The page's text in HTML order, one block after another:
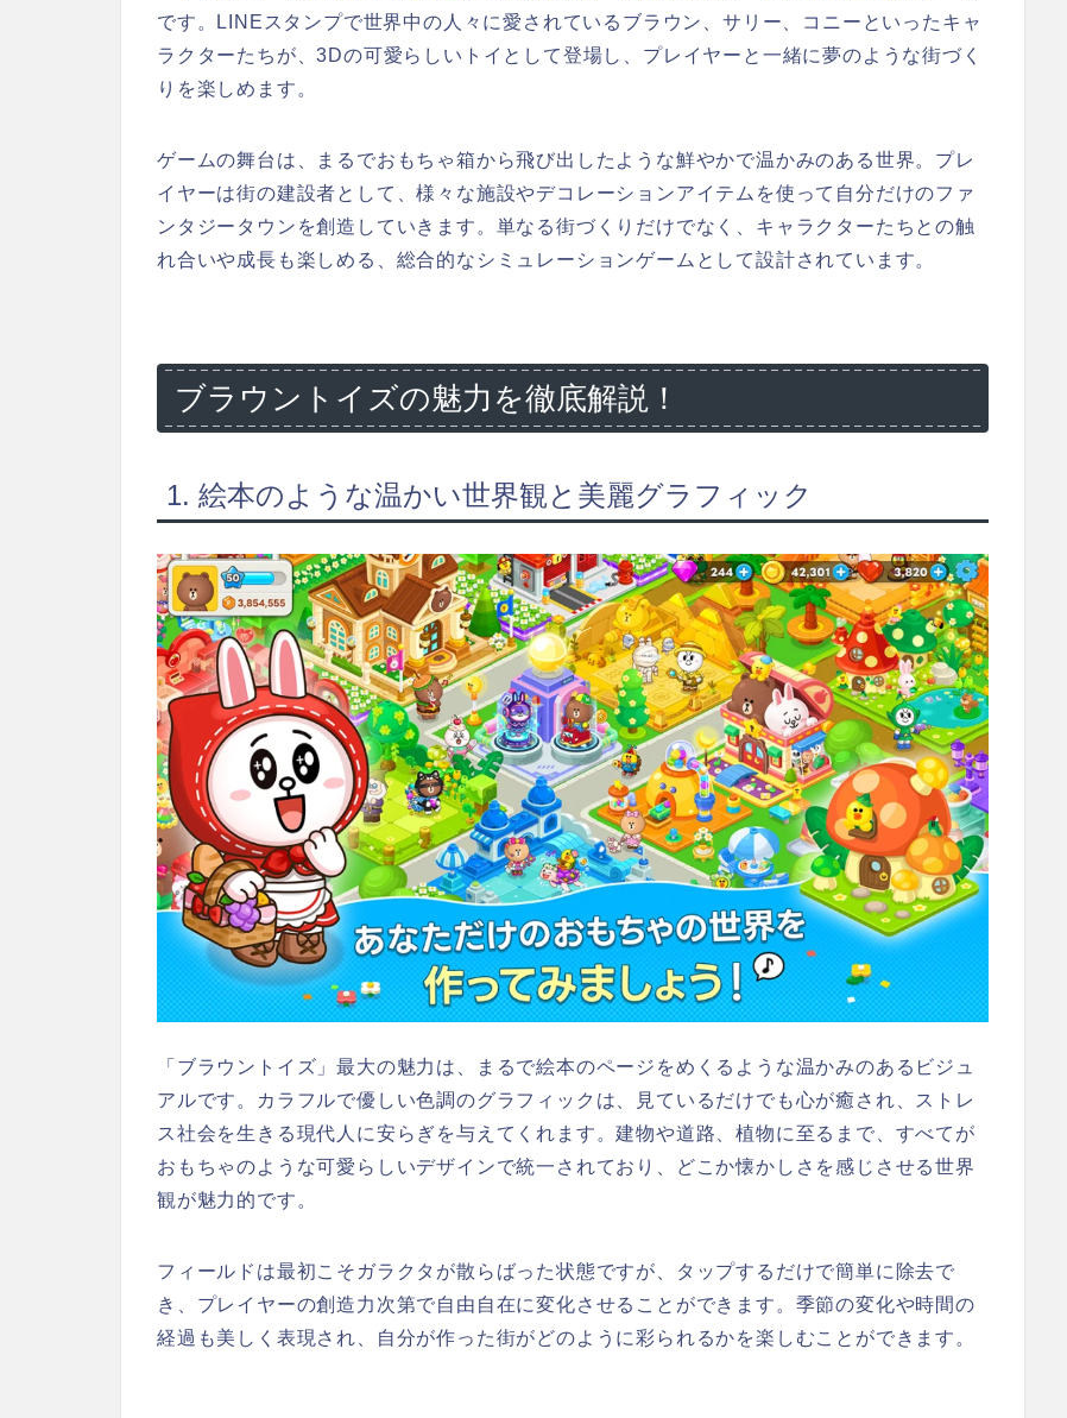
です。LINEスタンプで世界中の人々に愛されているブラウン、サリー、コニーといったキャ
ラクターたちが、3Dの可愛らしいトイとして登場し、プレイヤーと一緒に夢のような街づく
りを楽しめます。
ゲームの舞台は、まるでおもちゃ箱から飛び出したような鮮やかで温かみのある世界。プレ
イヤーは街の建設者として、様々な施設やデコレーションアイテムを使って自分だけのファ
ンタジータウンを創造していきます。単なる街づくりだけでなく、キャラクターたちとの触
れ合いや成長も楽しめる、総合的なシミュレーションゲームとして設計されています。
ブラウントイズの魅力を徹底解説！
1. 絵本のような温かい世界観と美麗グラフィック
「ブラウントイズ」最大の魅力は、まるで絵本のページをめくるような温かみのあるビジュ
アルです。カラフルで優しい色調のグラフィックは、見ているだけでも心が癒され、ストレ
ス社会を生きる現代人に安らぎを与えてくれます。建物や道路、植物に至るまで、すべてが
おもちゃのような可愛らしいデザインで統一されており、どこか懐かしさを感じさせる世界
観が魅力的です。
フィールドは最初こそガラクタが散らばった状態ですが、タップするだけで簡単に除去で
き、プレイヤーの創造力次第で自由自在に変化させることができます。季節の変化や時間の
経過も美しく表現され、自分が作った街がどのように彩られるかを楽しむことができます。